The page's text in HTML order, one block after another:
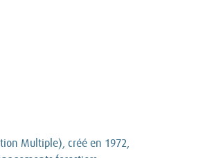
Multiple), créé en 1972,